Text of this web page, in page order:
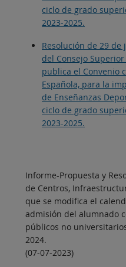
ciclo de grado
2023-2025.
Resolución de 29 de
del Consejo
publica el Convenio
Española, para la
de Enseñanzas
ciclo de grado
2023-2025.
Informe-Propuesta y
de Centros,
que se modifica el
admisión del alumnado
públicos no
2024.
(07-07-2023)